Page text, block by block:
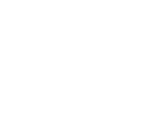
der richtige
meist tief in